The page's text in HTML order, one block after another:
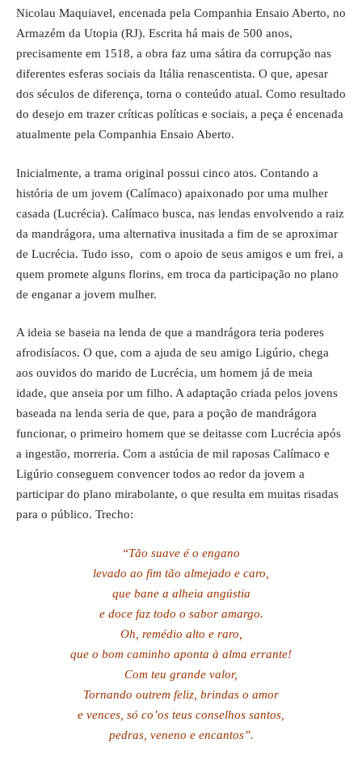
Nicolau Maquiavel, encenada pela Companhia Ensaio Aberto, no
Armazém da Utopia (RJ). Escrita há mais de 500 anos,
precisamente em 1518, a obra faz uma sátira da corrupção nas
diferentes esferas sociais da Itália renascentista. O que, apesar
dos séculos de diferença, torna o conteúdo atual. Como resultado
do desejo em trazer críticas políticas e sociais, a peça é encenada
atualmente pela Companhia Ensaio Aberto.
Inicialmente, a trama original possui cinco atos. Contando a
história de um jovem (Calímaco) apaixonado por uma mulher
casada (Lucrécia). Calímaco busca, nas lendas envolvendo a raiz
da mandrágora, uma alternativa inusitada a fim de se aproximar
de Lucrécia. Tudo isso, com o apoio de seus amigos e um frei, a
quem promete alguns florins, em troca da participação no plano
de enganar a jovem mulher.
A ideia se baseia na lenda de que a mandrágora teria poderes
afrodisíacos. O que, com a ajuda de seu amigo Ligúrio, chega
aos ouvidos do marido de Lucrécia, um homem já de meia
idade, que anseia por um filho. A adaptação criada pelos jovens
baseada na lenda seria de que, para a poção de mandrágora
funcionar, o primeiro homem que se deitasse com Lucrécia após
a ingestão, morreria. Com a astúcia de mil raposas Calímaco e
Ligúrio conseguem convencer todos ao redor da jovem a
participar do plano mirabolante, o que resulta em muitas risadas
para o público. Trecho:
“Tão suave é o engano
levado ao fim tão almejado e caro,
que bane a alheia angústia
e doce faz todo o sabor amargo.
Oh, remédio alto e raro,
que o bom caminho aponta à alma errante!
Com teu grande valor,
Tornando outrem feliz, brindas o amor
e vences, só co’os teus conselhos santos,
pedras, veneno e encantos”.